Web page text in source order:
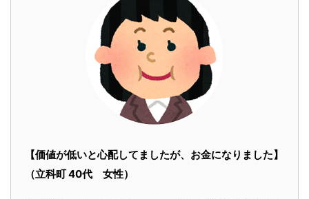
【価値が低いと心配してましたが、お金になりました】
（立科町 40代 女性）